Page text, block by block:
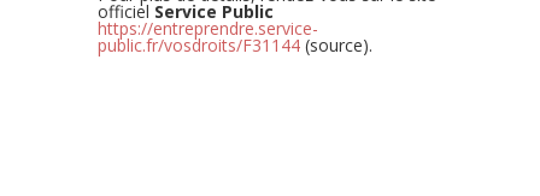
officiel Service Public
https://entreprendre.service-
public.fr/vosdroits/F31144(source).